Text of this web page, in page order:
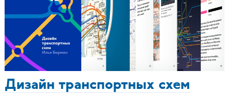
Дизайн транспортных схем